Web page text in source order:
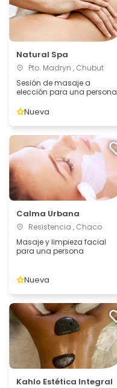
Natural Spa
Pto. Madryn , Chubut
Sesión de masaje a
elección para una persona
Nueva
Calma Urbana
Resistencia , Chaco
Masaje y limpieza facial
para una persona
Nueva
Kahlo Estética Integral